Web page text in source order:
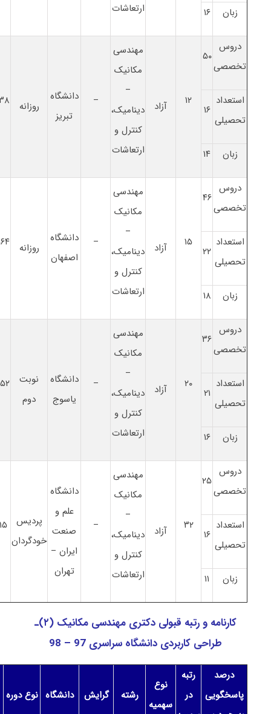
ارﺗﻌﺎﺷﺎت
زبان ۱۶
دروس
تخصصی
۵۰
۱۲ آزاد
مهندسی
مکانیک
–
دینامیک،
ﻛﻨﺘﺮل و
ارﺗﻌﺎﺷﺎت
–
دانشگاه
تبریز
روزانه
استعداد
تحصیلی
۱۶
زبان ۱۴
دروس
تخصصی
۴۶
۱۵ آزاد
مهندسی
مکانیک
–
دینامیک،
ﻛﻨﺘﺮل و
ارﺗﻌﺎﺷﺎت
–
دانشگاه
اصفهان
روزانه
استعداد
تحصیلی
۲۲
زبان ۱۸
دروس
تخصصی
۳۶
۲۰ آزاد
مهندسی
مکانیک
–
دینامیک،
ﻛﻨﺘﺮل و
ارﺗﻌﺎﺷﺎت
–
دانشگاه
یاسوج
نوبت
دوم
استعداد
تحصیلی
۲۱
زبان ۱۶
دروس
تخصصی
۲۵
۳۲ آزاد
مهندسی
مکانیک
–
دینامیک،
ﻛﻨﺘﺮل و
ارﺗﻌﺎﺷﺎت
–
دانشگاه
علم و
صنعت
ایران –
تهران
پردیس
خودگردان
استعداد
تحصیلی
۱۶
زبان ۱۱
کارنامه و رتبه قبولی دکتری مهندسی مکانیک (۲)ـ
طراحی کاربردی دانشگاه سراسری 97 – 98
درصد
پاسخگویی
رتبه
در
نوع
سهمیه
رشته گرایش دانشگاه نوع دوره